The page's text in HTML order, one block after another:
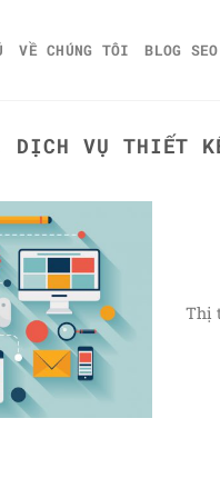
VỀ CHÚNG TÔI BLOG SEO
DỊCH VỤ THIẾT
Thị